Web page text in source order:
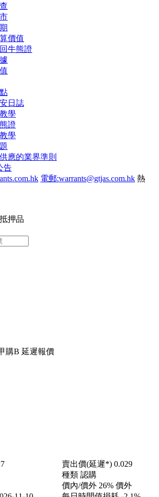
價值
牛熊證
日誌
學
證
學
應的業界準則
告
電郵:warrants@gtjas.com.hk 熱
押品
購B 延遲報價
賣出價(延遲*) 0.029
種類 認購
價內/價外 26% 價外